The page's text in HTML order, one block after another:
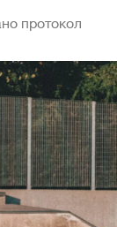
протокол